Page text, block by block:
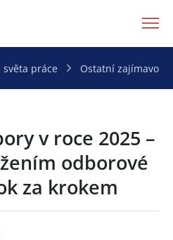
světa práce Ostatní zajímavosti
v roce 2025 –
odborové
za krokem